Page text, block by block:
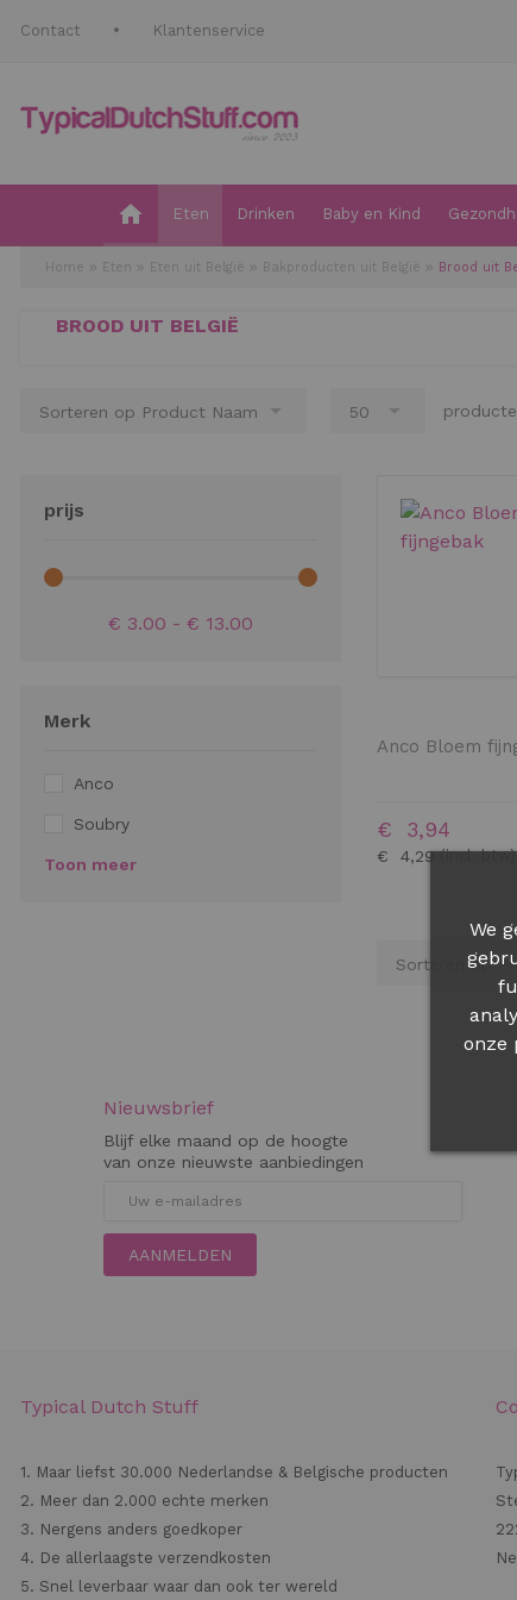
Contact Klantenservice
Eten Drinken Baby en Kind
Home Eten Eten uit België Bakproducten uit België Brood uit
BROOD UIT BELGIË
Anco Bloem
€ 4,29
€ 3,94
prijs
€ 3.00 - € 13.00
Merk
Anco
Soubry
Toon meer
Nieuwsbrief
Blijf elke maand op de hoogte
van onze nieuwste aanbiedingen
AANMELDEN
Typical Dutch Stuff
1. Maar liefst 30.000 Nederlandse & Belgische producten
2. Meer dan 2.000 echte merken
3. Nergens anders goedkoper
4. De allerlaagste verzendkosten
5. Snel leverbaar waar dan ook ter wereld
We
onze